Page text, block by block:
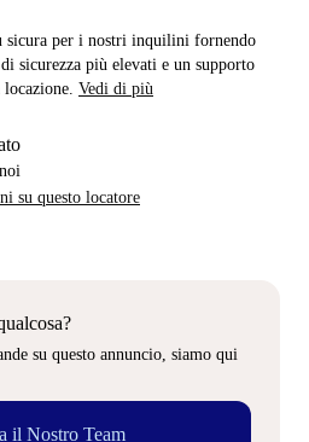
sicura per i nostri inquilini fornendo
sicurezza più elevati e un supporto
Vedi di più
su questo locatore
su questo annuncio, siamo qui
il Nostro Team